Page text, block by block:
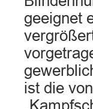
geeignet
ist die